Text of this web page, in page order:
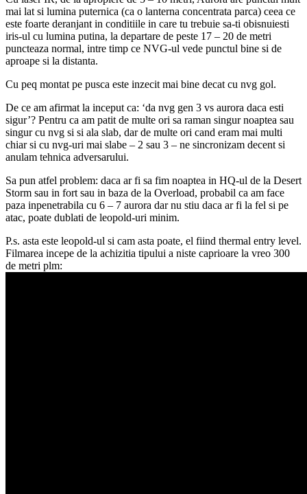
mai lat si lumina puternica (ca o lanterna concentrata parca) ceea ce
este foarte deranjant in conditiile in care tu trebuie sa-ti obisnuiesti
iris-ul cu lumina putina, la departare de peste 17 – 20 de metri
puncteaza normal, intre timp ce NVG-ul vede punctul bine si de
aproape si la distanta.
Cu peq montat pe pusca este inzecit mai bine decat cu nvg gol.
De ce am afirmat la inceput ca: ‘da nvg gen 3 vs aurora daca esti
sigur’? Pentru ca am patit de multe ori sa raman singur noaptea sau
singur cu nvg si si ala slab, dar de multe ori cand eram mai multi
chiar si cu nvg-uri mai slabe – 2 sau 3 – ne sincronizam decent si
anulam tehnica adversarului.
Sa pun atfel problem: daca ar fi sa fim noaptea in HQ-ul de la Desert
Storm sau in fort sau in baza de la Overload, probabil ca am face
paza inpenetrabila cu 6 – 7 aurora dar nu stiu daca ar fi la fel si pe
atac, poate dublati de leopold-uri minim.
P.s. asta este leopold-ul si cam asta poate, el fiind thermal entry level.
Filmarea incepe de la achizitia tipului a niste caprioare la vreo 300
de metri plm: